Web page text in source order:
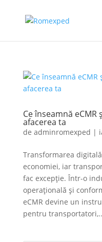
Ce înseamnă
afacerea ta
de adminromexped |
Transformarea
economiei, iar
fac excepție. Într-o
operațională și
eCMR devine un
pentru